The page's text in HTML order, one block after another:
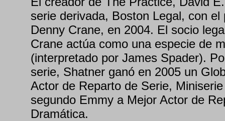
serie derivada, Boston Legal, con
Denny Crane, en 2004. El socio
Crane actúa como una especie de
(interpretado por James Spader).
serie, Shatner ganó en 2005 un
Actor de Reparto de Serie,
segundo Emmy a Mejor Actor de
Dramática.